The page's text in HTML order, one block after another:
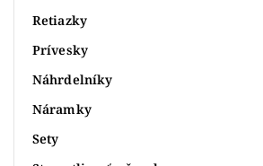
Retiazky
Prívesky
Náhrdelníky
Náramky
Sety